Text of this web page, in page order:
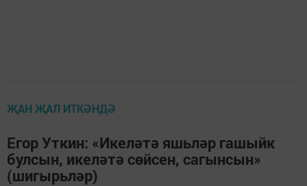
ҖАН ҖАЛ ИТКӘНДӘ
Егор Уткин: «Икеләтә яшьләр гашыйк
булсын, икеләтә сөйсен, сагынсын»
(шигырьләр)